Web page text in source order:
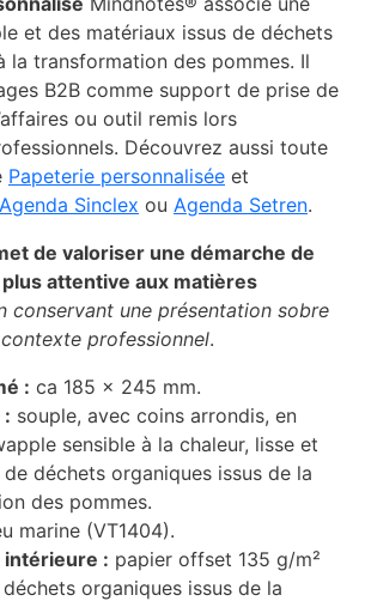
et des matériaux issus de déchets
la transformation des pommes. Il
B2B comme support de prise de
ou outil remis lors
Découvrez aussi toute
Papeterie personnalisée et
Agenda Sinclex ou Agenda Setren.
de valoriser une démarche de
attentive aux matières
conservant une présentation sobre
professionnel.
: ca 185 x 245 mm.
souple, avec coins arrondis, en
sensible à la chaleur, lisse et
déchets organiques issus de la
des pommes.
marine (VT1404).
: papier offset 135 g/m²
organiques issus de la